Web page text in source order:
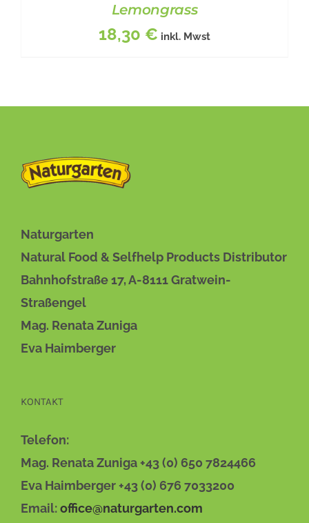
BESCHREIBUNG
Lemongrass
18,30 € inkl. Mwst
Naturgarten
Natural Food & Selfhelp Products Distributor
Bahnhofstraße 17, A-8111 Gratwein-
Straßengel
Mag. Renata Zuniga
Eva Haimberger
KONTAKT
Telefon:
Mag. Renata Zuniga +43 (0) 650 7824466
Eva Haimberger +43 (0) 676 7033200
Email:office@naturgarten.com